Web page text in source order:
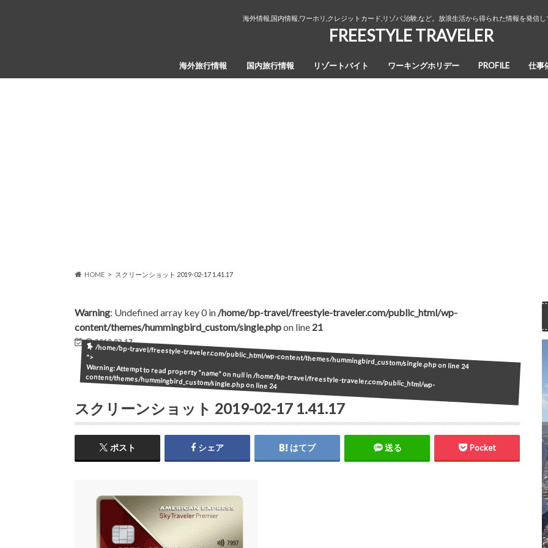
海外情報,国内情報,ワーホリ,クレジットカード,リゾバ,治験,など。放浪生活から得られた情報を発信
FREESTYLE TRAVELER
海外旅行情報 国内旅行情報 リゾートバイト ワーキングホリデー PROFILE 仕事
HOME スクリーンショット 2019-02-17 1.41.17
Warning: Undefined array key 0 in/home/bp-travel/freestyle-traveler.com/public_html/wp-
content/themes/hummingbird_custom/single.phpon line 21
2019.02.17
/home/bp-travel/freestyle-traveler.com/public_html/wp-content/themes/hummingbird_custom/single.php on line24
">
Warning: Attempt to read property "name" on null in/home/bp-travel/freestyle-traveler.com/public_html/wp-
content/themes/hummingbird_custom/single.phpon line 24
スクリーンショット 2019-02-17 1.41.17
ポスト シェア はてブ 送る Pocket